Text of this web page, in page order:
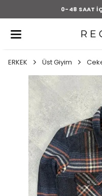
0-48 SAAT
ERKEK Üst Giyim